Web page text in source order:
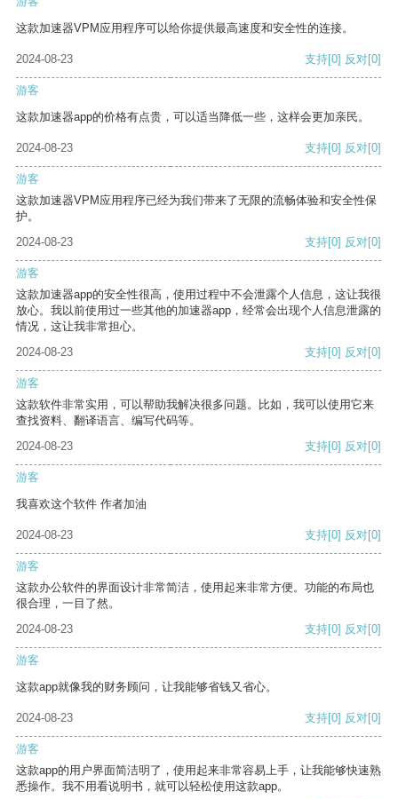
这款加速器VPM应用程序可以给你提供最高速度和安全性的连接。
2024-08-23 支持[0] 反对[0]
游客
这款加速器app的价格有点贵，可以适当降低一些，这样会更加亲民。
2024-08-23 支持[0] 反对[0]
游客
这款加速器VPM应用程序已经为我们带来了无限的流畅体验和安全性保
护。
2024-08-23
支持[0] 反对[0]
游客
这款加速器app的安全性很高，使用过程中不会泄露个人信息，这让我很
放心。我以前使用过一些其他的加速器app，经常会出现个人信息泄露的
情况，这让我非常担心。
2024-08-23
支持[0] 反对[0]
游客
这款软件非常实用，可以帮助我解决很多问题。比如，我可以使用它来
查找资料、翻译语言、编写代码等。
2024-08-23
支持[0] 反对[0]
游客
我喜欢这个软件 作者加油
2024-08-23 支持[0] 反对[0]
游客
这款办公软件的界面设计非常简洁，使用起来非常方便。功能的布局也
很合理，一目了然。
2024-08-23
支持[0] 反对[0]
游客
这款app就像我的财务顾问，让我能够省钱又省心。
2024-08-23 支持[0] 反对[0]
游客
这款app的用户界面简洁明了，使用起来非常容易上手，让我能够快速熟
悉操作。我不用看说明书，就可以轻松使用这款app。